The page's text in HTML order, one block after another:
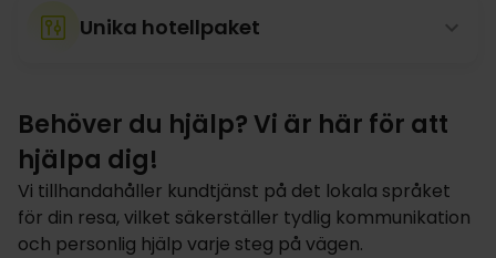
Unika hotellpaket
Behöver du hjälp? Vi är här för att
hjälpa dig!
Vi tillhandahåller kundtjänst på det lokala språket
för din resa, vilket säkerställer tydlig kommunikation
och personlig hjälp varje steg på vägen.